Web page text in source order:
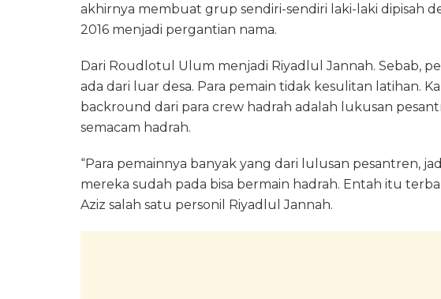
akhirnya membuat grup sendiri-sendiri laki-laki dipisah
2016 menjadi pergantian nama.
Dari Roudlotul Ulum menjadi Riyadlul Jannah. Sebab,
ada dari luar desa. Para pemain tidak kesulitan latihan.
backround dari para crew hadrah adalah lukusan
semacam hadrah.
“Para pemainnya banyak yang dari lulusan pesantren,
mereka sudah pada bisa bermain hadrah. Entah itu
Aziz salah satu personil Riyadlul Jannah.